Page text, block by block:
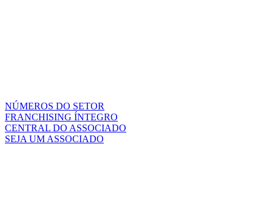
NÚMEROS DO SETOR
FRANCHISING ÍNTEGRO
CENTRAL DO ASSOCIADO
SEJA UM ASSOCIADO